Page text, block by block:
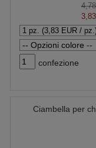
confezione
Ciambella per